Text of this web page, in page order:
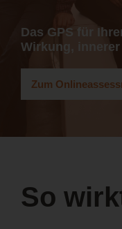
Das GPS für
Wirkung,
Zum
So